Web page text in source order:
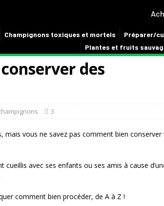
Champignons toxiques et mortels Préparer/
Plantes et fruits
des
3
mais vous ne savez pas comment bien conserver
avec ses enfants ou ses amis à cause
comment bien procéder, de A à Z !